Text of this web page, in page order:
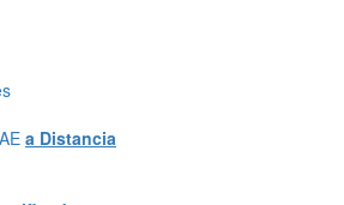
a Distancia